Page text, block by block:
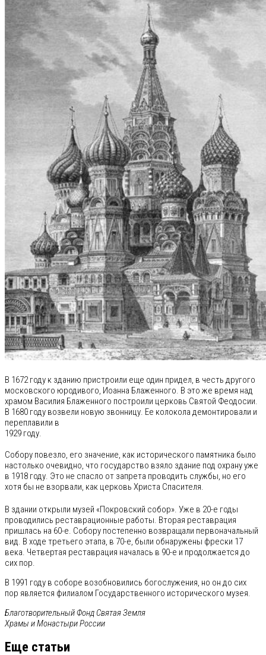
В 1672 году к зданию пристроили еще один придел, в честь другого
московского юродивого, Иоанна Блаженного. В это же время над
храмом Василия Блаженного построили церковь Святой Феодосии.
В 1680 году возвели новую звонницу. Ее колокола демонтировали и
переплавили в
1929 году.
Собору повезло, его значение, как исторического памятника было
настолько очевидно, что государство взяло здание под охрану уже
в 1918 году. Это не спасло от запрета проводить службы, но его
хотя бы не взорвали, как церковь Христа Спасителя.
В здании открыли музей «Покровский собор». Уже в 20-е годы
проводились реставрационные работы. Вторая реставрация
пришлась на 60-е. Собору постепенно возвращали первоначальный
вид. В ходе третьего этапа, в 70-е, были обнаружены фрески 17
века. Четвертая реставрация началась в 90-е и продолжается до
сих пор.
В 1991 году в соборе возобновились богослужения, но он до сих
пор является филиалом Государственного исторического музея.
Благотворительный Фонд Святая Земля
Храмы и Монастыри России
Еще статьи